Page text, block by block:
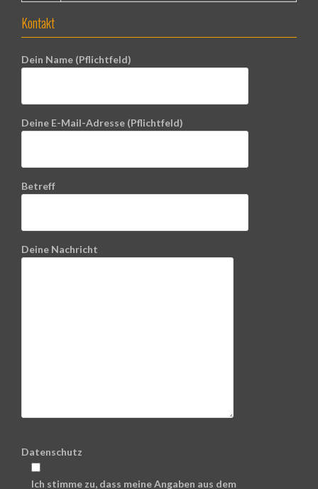
Kontakt
Dein Name (Pflichtfeld)
Deine E-Mail-Adresse (Pflichtfeld)
Betreff
Deine Nachricht
Datenschutz
Ich stimme zu, dass meine Angaben aus dem